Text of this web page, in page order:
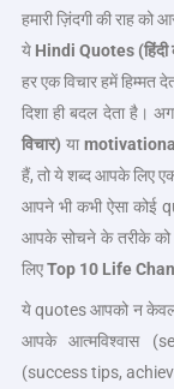
हमारी ज़िंदगी की राह को
ये Hindi Quotes (हिंदी
हर एक विचार हमें हिम्मत
दिशा ही बदल देता है।
विचार) या
हैं, तो ये शब्द आपके लिए
आपने भी कभी ऐसा कोई
आपके सोचने के तरीके को
लिएTop 10 Life
ये quotes आपको न केवल
आपके आत्मविश्वास
(success tips,